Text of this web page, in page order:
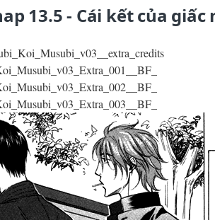
13.5 - Cái kết của